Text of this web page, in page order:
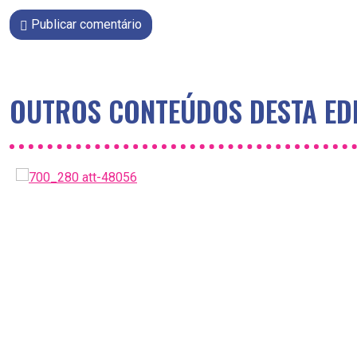
Publicar comentário
OUTROS CONTEÚDOS DESTA